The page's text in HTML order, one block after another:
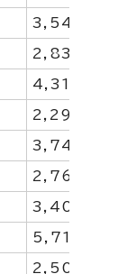
3,542
2,834
4,310
2,291
3,746
2,765
3,401
5,715
2,509